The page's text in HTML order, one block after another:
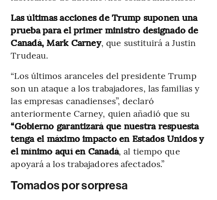
Las últimas acciones de Trump suponen una
prueba para el primer ministro designado de
Canadá, Mark Carney, que sustituirá a Justin
Trudeau.
“Los últimos aranceles del presidente Trump
son un ataque a los trabajadores, las familias y
las empresas canadienses”, declaró
anteriormente Carney, quien añadió que su
“Gobierno garantizará que nuestra respuesta
tenga el máximo impacto en Estados Unidos y
el mínimo aquí en Canadá, al tiempo que
apoyará a los trabajadores afectados.”
Tomados por sorpresa